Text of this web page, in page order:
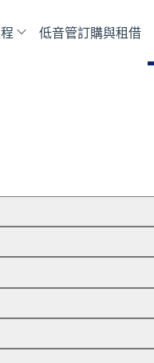
低音管訂購與租借
信箱。